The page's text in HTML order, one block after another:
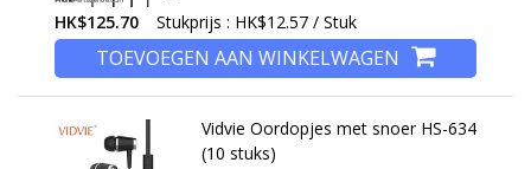
HK$125.70 Stukprijs : HK$12.57 / Stuk
TOEVOEGEN AAN WINKELWAGEN
Vidvie Oordopjes met snoer HS-634
(10 stuks)